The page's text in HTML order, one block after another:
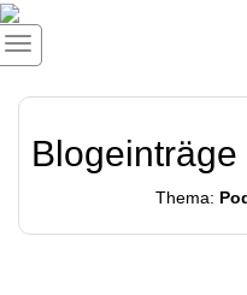
Thema: